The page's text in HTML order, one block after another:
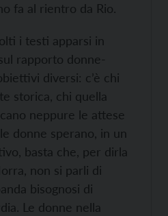
fa al rientro da Rio.
i testi apparsi in
rapporto donne-
diversi: c’è chi
storica, chi quella
neppure le attese
donne sperano, in un
basta che, per dirla
non si parli di
bisognosi di
Le donne nella